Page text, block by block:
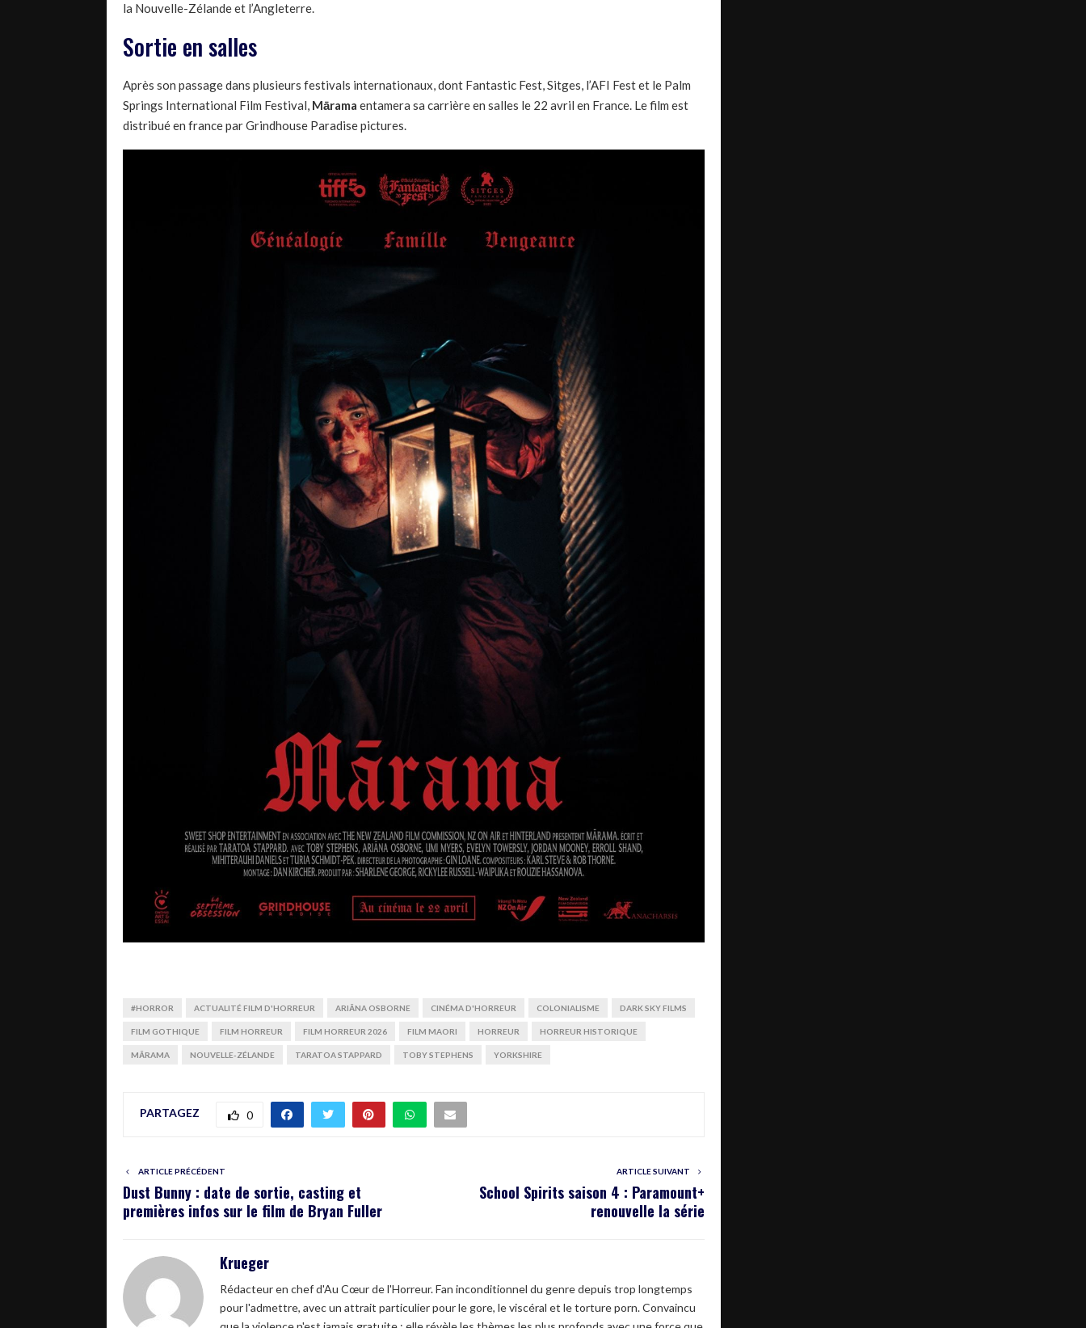
la Nouvelle-Zélande et l’Angleterre.
Sortie en salles
Après son passage dans plusieurs festivals internationaux, dont Fantastic Fest, Sitges, l’AFI Fest et le Palm
Springs International Film Festival, Mārama entamera sa carrière en salles le 22 avril en France. Le film est
distribué en france par Grindhouse Paradise pictures.
#HORROR ACTUALITÉ FILM D'HORREUR ARIĀNA OSBORNE CINÉMA D'HORREUR COLONIALISME DARK SKY FILMS
FILM GOTHIQUE FILM HORREUR FILM HORREUR 2026 FILM MAORI HORREUR HORREUR HISTORIQUE
MĀRAMA NOUVELLE-ZÉLANDE TARATOA STAPPARD TOBY STEPHENS YORKSHIRE
PARTAGEZ 0
ARTICLE PRÉCÉDENT
Dust Bunny : date de sortie, casting et
premières infos sur le film de Bryan Fuller
ARTICLE SUIVANT
School Spirits saison 4 : Paramount+
renouvelle la série
Krueger
Rédacteur en chef d'Au Cœur de l'Horreur. Fan inconditionnel du genre depuis trop longtemps
pour l'admettre, avec un attrait particulier pour le gore, le viscéral et le torture porn. Convaincu